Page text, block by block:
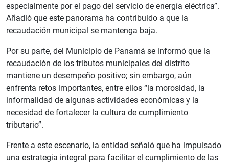
especialmente por el pago del servicio de energía eléctrica”.
Añadió que este panorama ha contribuido a que la
recaudación municipal se mantenga baja.
Por su parte, del Municipio de Panamá se informó que la
recaudación de los tributos municipales del distrito
mantiene un desempeño positivo; sin embargo, aún
enfrenta retos importantes, entre ellos “la morosidad, la
informalidad de algunas actividades económicas y la
necesidad de fortalecer la cultura de cumplimiento
tributario”.
Frente a este escenario, la entidad señaló que ha impulsado
una estrategia integral para facilitar el cumplimiento de las